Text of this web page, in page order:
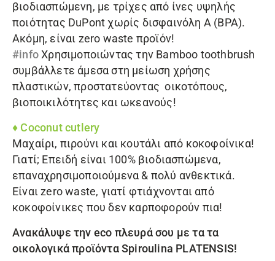
βιοδιασπώμενη, με τρίχες από ίνες υψηλής
ποιότητας DuPont χωρίς δισφαινόλη Α (BPA).
Ακόμη, είναι zero waste προϊόν!
#info Χρησιμοποιώντας την Bamboo toothbrush
συμβάλλετε άμεσα στη μείωση χρήσης
πλαστικών, προστατεύοντας οικοτόπους,
βιοποικιλότητες και ωκεανούς!
♦ Coconut cutlery
Μαχαίρι, πιρούνι και κουτάλι από κοκοφοίνικα!
Γιατί; Επειδή είναι 100% βιοδιασπώμενα,
επαναχρησιμοποιούμενα & πολύ ανθεκτικά.
Είναι zero waste, γιατί φτιάχνονται από
κοκοφοίνικες που δεν καρποφορούν πια!
Ανακάλυψε την eco πλευρά σου με τα τα
οικολογικά προϊόντα Spiroulina PLATENSIS!